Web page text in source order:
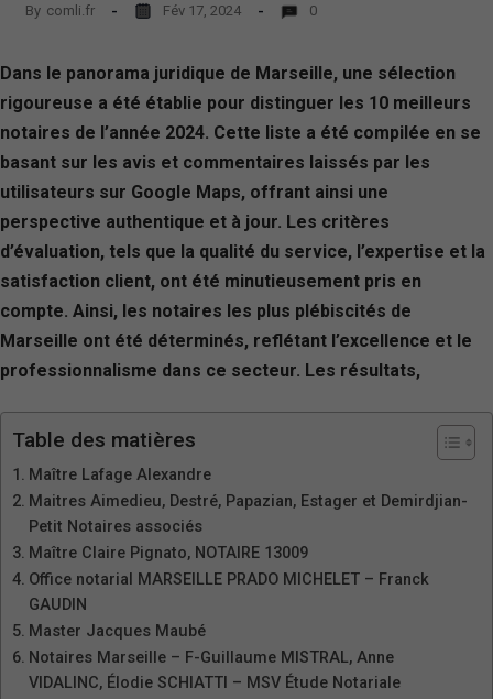
By comli.fr Fév 17, 2024 0
Dans le panorama juridique de Marseille, une sélection
rigoureuse a été établie pour distinguer les 10 meilleurs
notaires de l’année 2024. Cette liste a été compilée en se
basant sur les avis et commentaires laissés par les
utilisateurs sur Google Maps, offrant ainsi une
perspective authentique et à jour. Les critères
d’évaluation, tels que la qualité du service, l’expertise et la
satisfaction client, ont été minutieusement pris en
compte. Ainsi, les notaires les plus plébiscités de
Marseille ont été déterminés, reflétant l’excellence et le
professionnalisme dans ce secteur. Les résultats,
Table des matières
Maître Lafage Alexandre
Maitres Aimedieu, Destré, Papazian, Estager et Demirdjian-
Petit Notaires associés
Maître Claire Pignato, NOTAIRE 13009
Office notarial MARSEILLE PRADO MICHELET – Franck
GAUDIN
Master Jacques Maubé
Notaires Marseille – F-Guillaume MISTRAL, Anne
VIDALINC, Élodie SCHIATTI – MSV Étude Notariale